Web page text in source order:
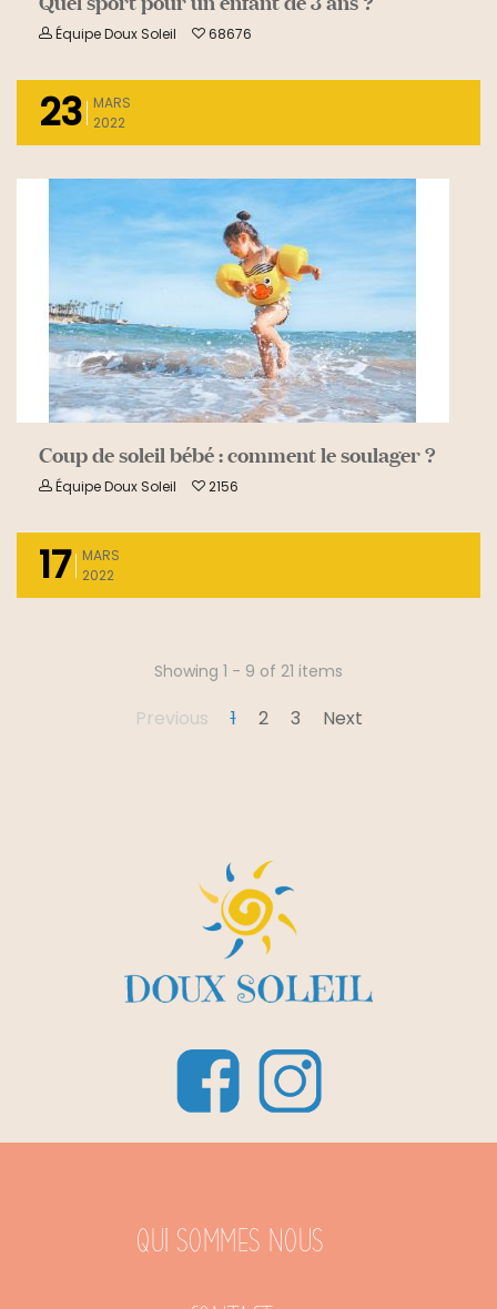
Équipe Doux Soleil 68676
23
MARS
2022
Coup de soleil bébé : comment le soulager ?
Équipe Doux Soleil 2156
17
MARS
2022
Showing 1 - 9 of 21 items
Previous 1 2 3 Next
Qui sommes nous